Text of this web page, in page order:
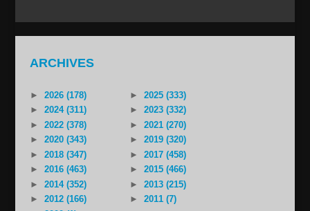
ARCHIVES
► 2026 (178) ►
2025 (333)
►
2024 (311) ►
2023 (332)
►
2022 (378) ►
2021 (270)
►
2020 (343) ►
2019 (320)
►
2018 (347) ►
2017 (458)
►
2016 (463) ►
2015 (466)
►
2014 (352) ►
2013 (215)
►
2012 (166) ►
2011 (7)